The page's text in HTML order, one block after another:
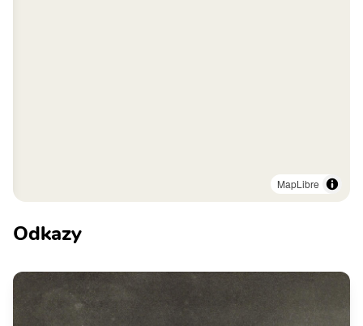
MapLibre
Odkazy